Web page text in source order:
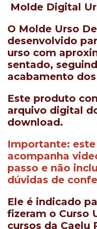
Molde Digital
O Molde Urso
desenvolvido
urso com
sentado,
acabamento
Este produto
arquivo digital
download.
Importante:
acompanha
passo e não
dúvidas de
Ele é indicado
fizeram o Curso
cursos da Caelu